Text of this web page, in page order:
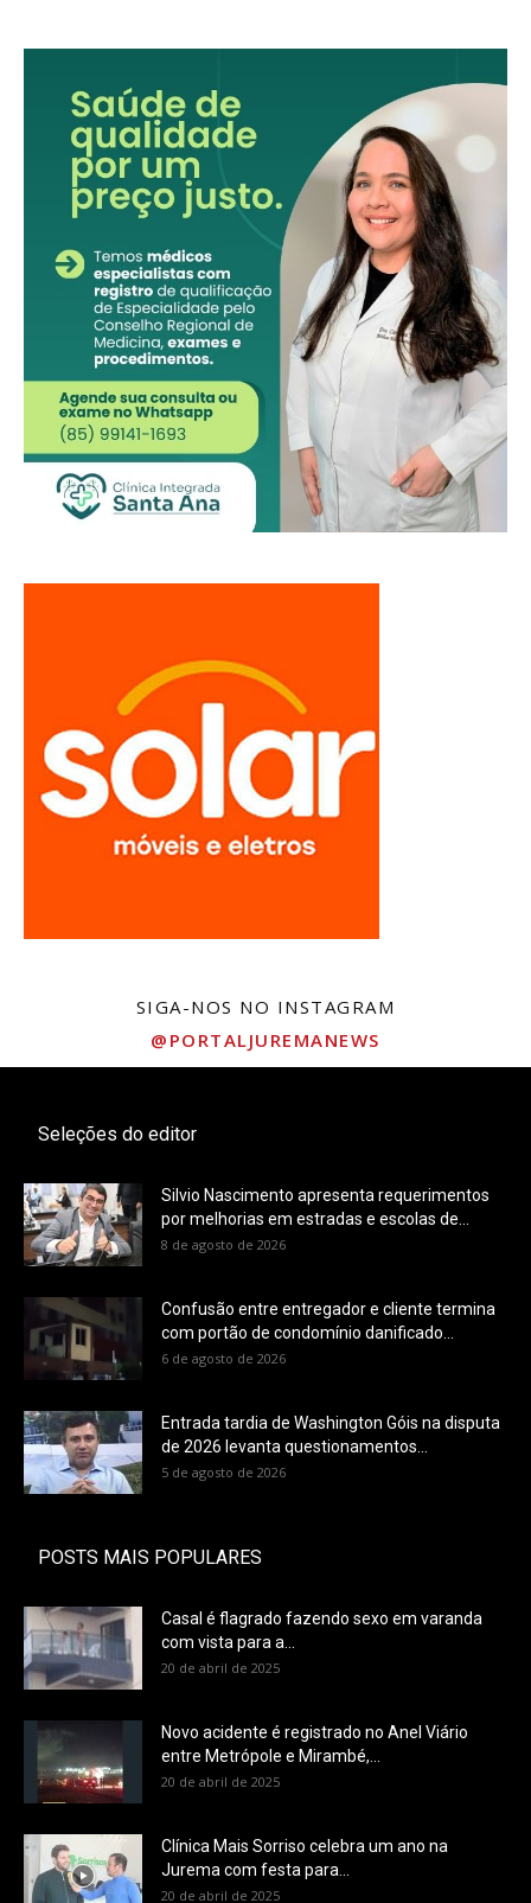
SIGA-NOS NO INSTAGRAM
@PORTALJUREMANEWS
Seleções do editor
Silvio Nascimento apresenta requerimentos
por melhorias em estradas e escolas de...
8 de agosto de 2026
Confusão entre entregador e cliente termina
com portão de condomínio danificado...
6 de agosto de 2026
Entrada tardia de Washington Góis na disputa
de 2026 levanta questionamentos...
5 de agosto de 2026
POSTS MAIS POPULARES
Casal é flagrado fazendo sexo em varanda
com vista para a...
20 de abril de 2025
Novo acidente é registrado no Anel Viário
entre Metrópole e Mirambé,...
20 de abril de 2025
Clínica Mais Sorriso celebra um ano na
Jurema com festa para...
20 de abril de 2025